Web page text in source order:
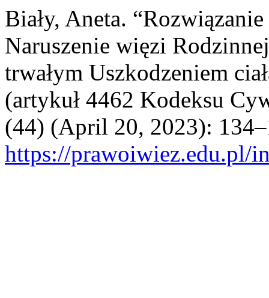
Biały, Aneta.
Naruszenie więzi
trwałym Uszkodzeniem
(artykuł 4462 Kodeksu
(44) (April 20, 2023):
https://prawoiwiez.edu.pl/